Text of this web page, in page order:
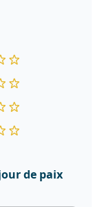
de paix